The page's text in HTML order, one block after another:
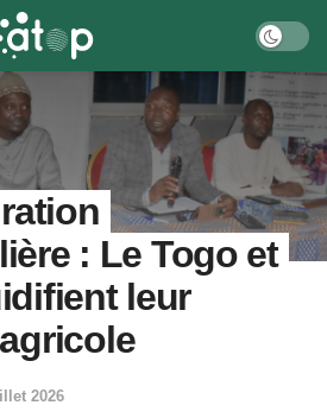
: Le Togo et
leur
2026